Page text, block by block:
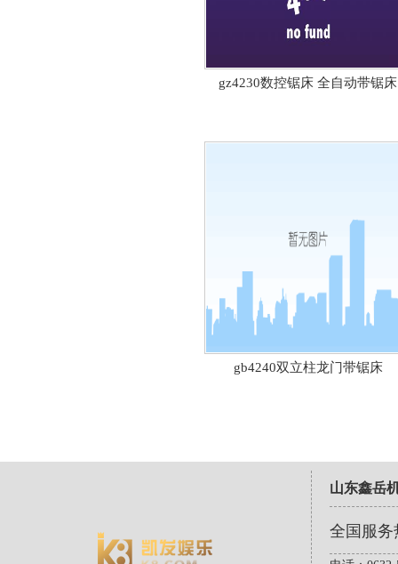
gz4230数控锯床 全自动带锯床
gb4240双立柱龙门带锯床
山东鑫岳
全国服务